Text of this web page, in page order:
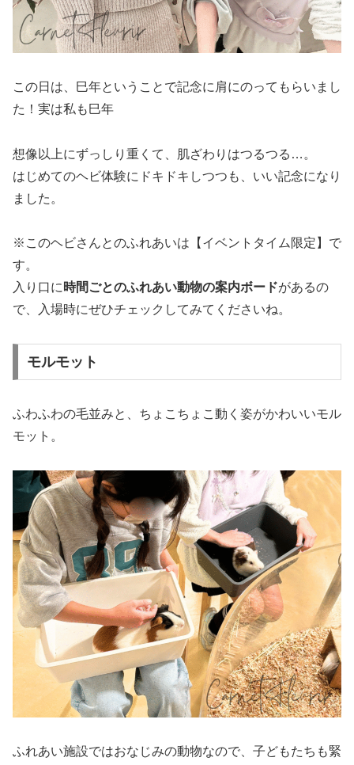
この日は、巳年ということで記念に肩にのってもらいまし
た！実は私も巳年
想像以上にずっしり重くて、肌ざわりはつるつる…。
はじめてのヘビ体験にドキドキしつつも、いい記念になり
ました。
※このヘビさんとのふれあいは【イベントタイム限定】で
す。
入り口に 時間ごとのふれあい動物の案内ボードがあるの
で、入場時にぜひチェックしてみてくださいね。
モルモット
ふわふわの毛並みと、ちょこちょこ動く姿がかわいいモル
モット。
ふれあい施設ではおなじみの動物なので、子どもたちも緊